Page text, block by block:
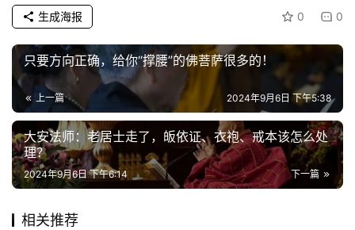
责
声
明
0 0
生成海报
只要方向正确，给你“撑腰”的佛菩萨很多的！
上一篇 2024年9月6日 下午5:38
大安法师：老居士走了，皈依证、衣袍、戒本该怎么处
理？
下一篇
2024年9月6日 下午6:14
相关推荐